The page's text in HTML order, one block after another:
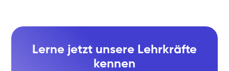
Lerne jetzt unsere Lehrkräfte
kennen